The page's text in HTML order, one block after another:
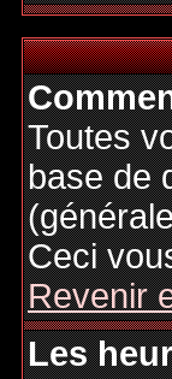
Toutes
base de
Ceci
Revenir
Les